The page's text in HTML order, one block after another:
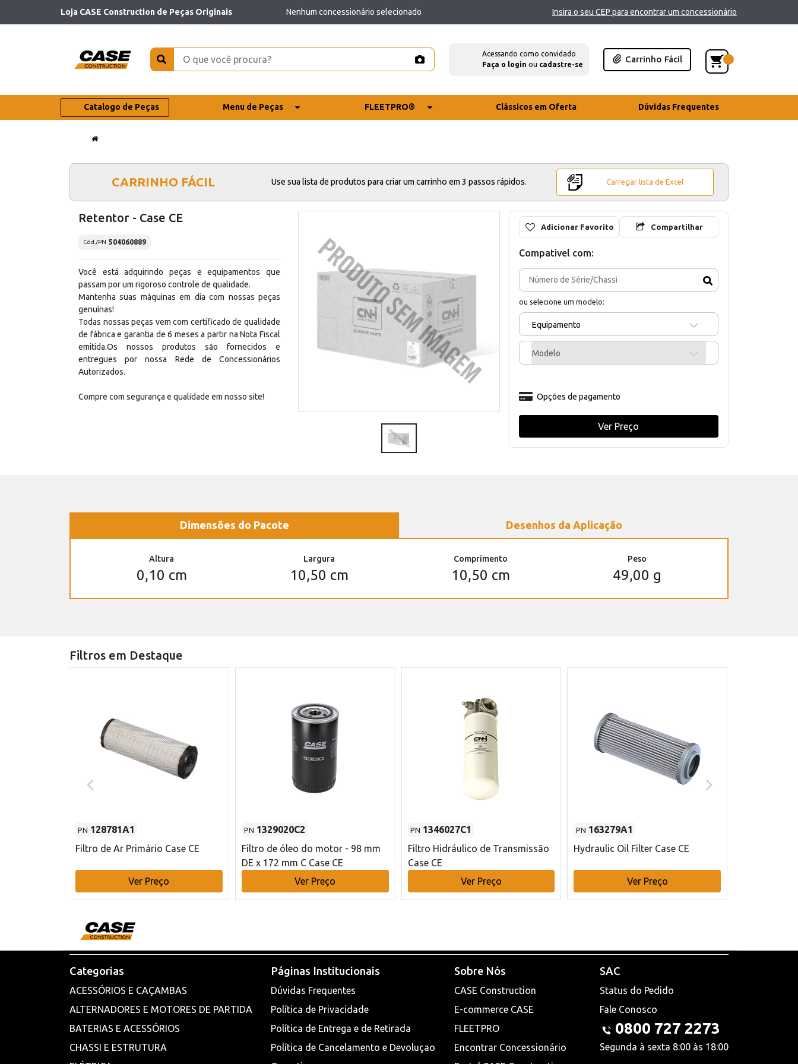
Loja CASE Construction de Peças Originais Nenhum concessionário selecionado Insira o seu CEP para encontrar um concessionário
Acessando como convidado
Faça o login ou cadastre-se
Carrinho Fácil
Catalogo de Peças Menu de Peças FLEETPRO® Clássicos em Oferta Dúvidas Frequentes
CARRINHO FÁCIL Use sua lista de produtos para criar um carrinho em 3 passos rápidos. Carregar lista de Excel
Retentor - Case CE
Cód./PN 504060889
Você está adquirindo peças e equipamentos que
passam por um rigoroso controle de qualidade.
Mantenha suas máquinas em dia com nossas peças
genuínas!
Todas nossas peças vem com certificado de qualidade
de fábrica e garantia de 6 meses a partir na Nota Fiscal
emitida.Os nossos produtos são fornecidos e
entregues por nossa Rede de Concessionários
Autorizados.
Compre com segurança e qualidade em nosso site!
Adicionar Favorito Compartilhar
Compativel com:
ou selecione um modelo:
Equipamento
Modelo
Opções de pagamento
Ver Preço
Dimensões do Pacote Desenhos da Aplicação
Altura
0,10 cm
Largura
10,50 cm
Comprimento
10,50 cm
Peso
49,00 g
Filtros em Destaque
PN 128781A1
Filtro de Ar Primário Case CE
Ver Preço
PN 1329020C2
Filtro de óleo do motor - 98 mm
DE x 172 mm C Case CE
Ver Preço
PN 1346027C1
Filtro Hidráulico de Transmissão
Case CE
Ver Preço
PN 163279A1
Hydraulic Oil Filter Case CE
Ver Preço
Categorias
ACESSÓRIOS E CAÇAMBAS
ALTERNADORES E MOTORES DE PARTIDA
BATERIAS E ACESSÓRIOS
CHASSI E ESTRUTURA
Páginas Institucionais
Dúvidas Frequentes
Política de Privacidade
Política de Entrega e de Retirada
Política de Cancelamento e Devoluçao
Sobre Nós
CASE Construction
E-commerce CASE
FLEETPRO
Encontrar Concessionário
SAC
Status do Pedido
Fale Conosco
0800 727 2273
Segunda à sexta 8:00 às 18:00